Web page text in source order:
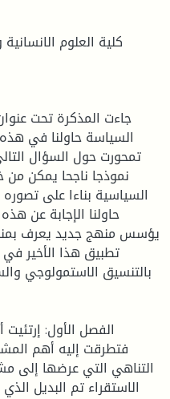
كلية العلوم
جاءت المذكرة تحت
السياسة حاولنا في هذه
تمحورت حول السؤال
نموذجا ناجحا يمكن
السياسية بناءا على
حاولنا الإجابة عن
يؤسس منهج جديد يعرف
تطبيق هذا الأخير
بالتنسيق الاستمولوجي
الفصل الأول:
فتطرقت إليه أهم
التناهي التي عرضها إلى
الاستقراء تم البديل